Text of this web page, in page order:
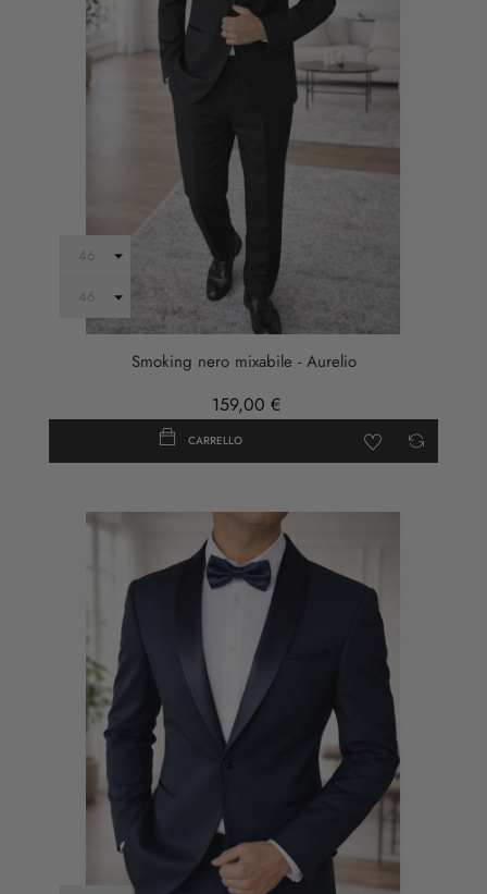
Smoking nero mixabile - Aurelio
159,00 €
CARRELLO